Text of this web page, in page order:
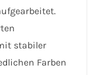
stabiler
Farben